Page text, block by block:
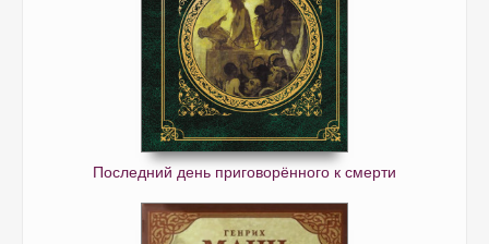
Последний день приговорённого к смерти